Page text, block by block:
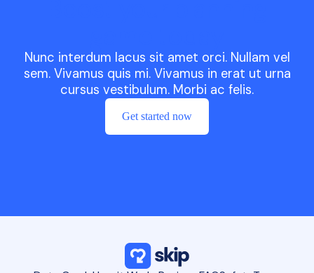
Nunc interdum lacus sit amet orci. Nullam vel
sem. Vivamus quis mi. Vivamus in erat ut urna
cursus vestibulum. Morbi ac felis.
Get started now